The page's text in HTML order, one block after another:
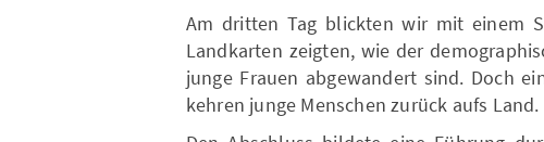
Am dritten Tag blickten wir mit einem
Landkarten zeigten, wie der
junge Frauen abgewandert sind. Doch
kehren junge Menschen zurück aufs Land.